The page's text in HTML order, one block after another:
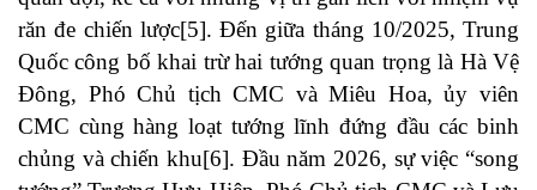
răn đe chiến lược[5]. Đến giữa tháng 10/2025, Trung
Quốc công bố khai trừ hai tướng quan trọng là Hà Vệ
Đông, Phó Chủ tịch CMC và Miêu Hoa, ủy viên
CMC cùng hàng loạt tướng lĩnh đứng đầu các binh
chủng và chiến khu[6]. Đầu năm 2026, sự việc “song